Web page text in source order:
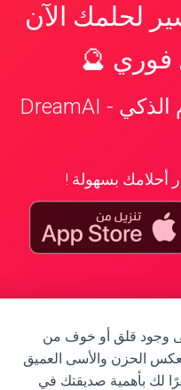
لحلمك الآن
فوري 🔮
📱 تطبيق تفسير الأحلام الذكي - DreamAI
أحلامك بسهولة !
وجود قلق أو خوف من
يعكس الحزن والأسى العميق
لك بأهمية صديقتك في